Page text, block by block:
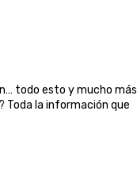
todo esto y mucho más
Toda la información que